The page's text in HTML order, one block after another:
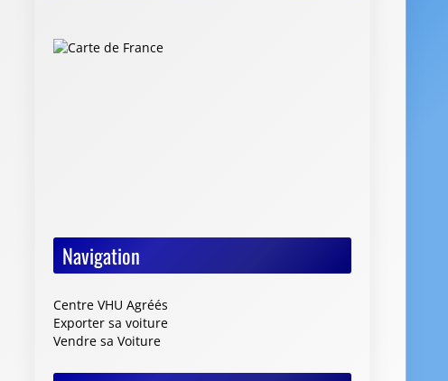
Navigation
Centre VHU Agréés
Exporter sa voiture
Vendre sa Voiture